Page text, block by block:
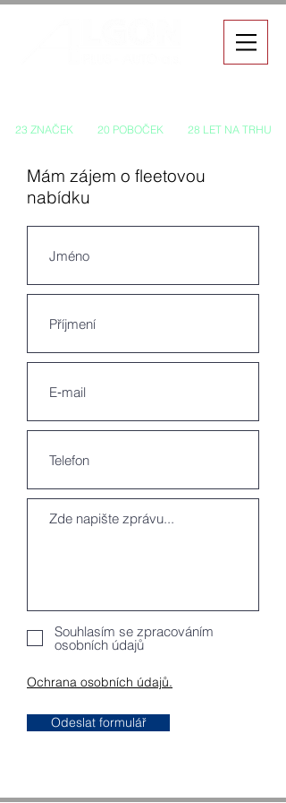
23 ZNAČEK 20 POBOČEK 28 LET NA TRHU
Mám zájem o fleetovou
nabídku
Souhlasím se zpracováním
osobních údajů
Ochrana osobních údajů.
Odeslat formulář